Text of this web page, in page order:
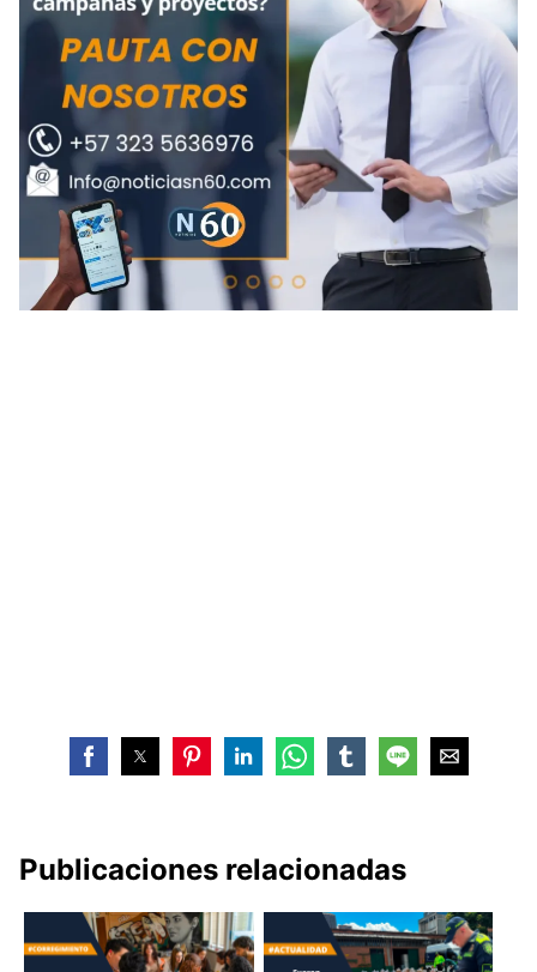
Publicaciones relacionadas